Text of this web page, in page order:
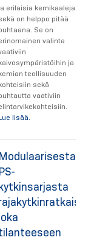
erilaisia kemikaaleja
on helppo pitää
Se on
valinta
ja
teollisuuden
sekä
vaativiin
lisää.
Modulaarisesta
PS-
kytkinsarjasta